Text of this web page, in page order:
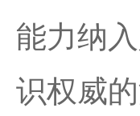
能力纳
识权威